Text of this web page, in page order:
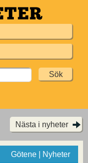
Nästa i nyheter
Götene | Nyheter